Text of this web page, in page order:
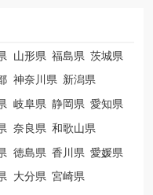
山形県 福島県 茨城県
神奈川県 新潟県
岐阜県 静岡県 愛知県
奈良県 和歌山県
徳島県 香川県 愛媛県
大分県 宮崎県